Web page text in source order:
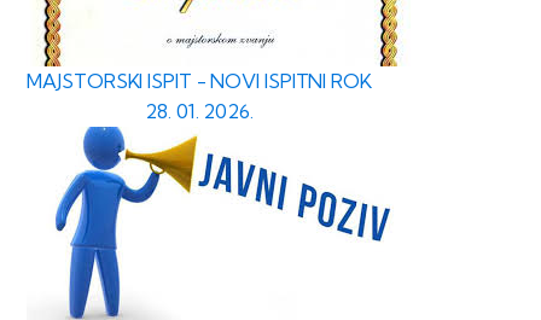
MAJSTORSKI ISPIT - NOVI ISPITNI ROK
28. 01. 2026.